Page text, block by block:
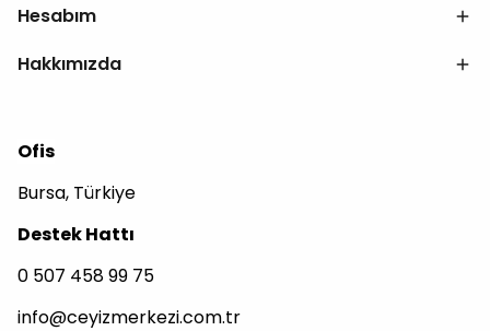
Hesabım
Hakkımızda
Ofis
Bursa, Türkiye
Destek Hattı
0 507 458 99 75
info@ceyizmerkezi.com.tr